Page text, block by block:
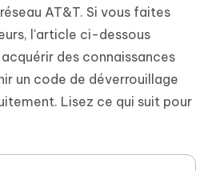
AT&T. Si vous faites
l'article ci-dessous
des connaissances
un code de déverrouillage
Lisez ce qui suit pour